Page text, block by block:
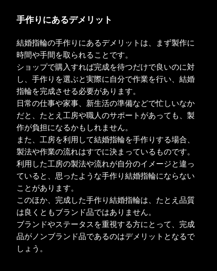
手作りにあるデメリット
結婚指輪の手作りにあるデメリットは、まず製作に
時間や手間を取られることです。
ショップで購入すれば完成を待つだけで良いのに対
し、手作りを選ぶと実際に自分で作業を行い、結婚
指輪を完成させる必要があります。
日常の仕事や家事、新生活の準備などで忙しいなか
だと、たとえ工房や職人のサポートがあっても、製
作が負担になるかもしれません。
また、工房を利用して結婚指輪を手作りする場合、
製法や作業の流れはすでに決まっているものです。
利用した工房の製法や流れが自分のイメージと違っ
ていると、思ったような手作り結婚指輪にならない
ことがあります。
このほか、完成した手作り結婚指輪は、たとえ品質
は良くともブランド品ではありません。
ブランドやステータスを重視する方にとって、完成
品がノンブランド品であるのはデメリットとなるで
しょう。